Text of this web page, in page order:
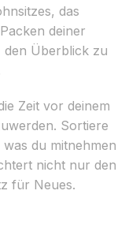
das
deiner
den Überblick zu
Zeit vor deinem
Sortiere
du mitnehmen
nicht nur den
für Neues.